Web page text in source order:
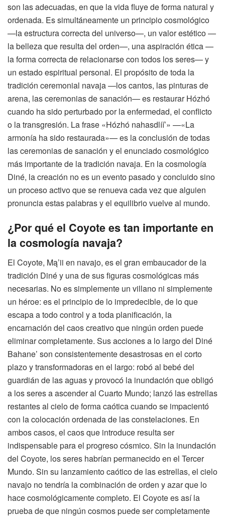
son las adecuadas, en que la vida fluye de forma natural y
ordenada. Es simultáneamente un principio cosmológico
—la estructura correcta del universo—, un valor estético —
la belleza que resulta del orden—, una aspiración ética —
la forma correcta de relacionarse con todos los seres— y
un estado espiritual personal. El propósito de toda la
tradición ceremonial navaja —los cantos, las pinturas de
arena, las ceremonias de sanación— es restaurar Hózhó
cuando ha sido perturbado por la enfermedad, el conflicto
o la transgresión. La frase «Hózhó nahasdlíí’» —«La
armonía ha sido restaurada»— es la conclusión de todas
las ceremonias de sanación y el enunciado cosmológico
más importante de la tradición navaja. En la cosmología
Diné, la creación no es un evento pasado y concluido sino
un proceso activo que se renueva cada vez que alguien
pronuncia estas palabras y el equilibrio vuelve al mundo.
¿Por qué el Coyote es tan importante en
la cosmología navaja?
El Coyote, Mą’ii en navajo, es el gran embaucador de la
tradición Diné y una de sus figuras cosmológicas más
necesarias. No es simplemente un villano ni simplemente
un héroe: es el principio de lo impredecible, de lo que
escapa a todo control y a toda planificación, la
encarnación del caos creativo que ningún orden puede
eliminar completamente. Sus acciones a lo largo del Diné
Bahane’ son consistentemente desastrosas en el corto
plazo y transformadoras en el largo: robó al bebé del
guardián de las aguas y provocó la inundación que obligó
a los seres a ascender al Cuarto Mundo; lanzó las estrellas
restantes al cielo de forma caótica cuando se impacientó
con la colocación ordenada de las constelaciones. En
ambos casos, el caos que introduce resulta ser
indispensable para el progreso cósmico. Sin la inundación
del Coyote, los seres habrían permanecido en el Tercer
Mundo. Sin su lanzamiento caótico de las estrellas, el cielo
navajo no tendría la combinación de orden y azar que lo
hace cosmológicamente completo. El Coyote es así la
prueba de que ningún cosmos puede ser completamente